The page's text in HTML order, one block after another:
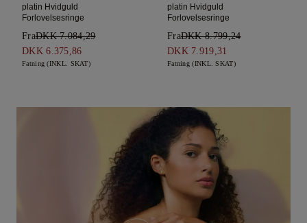
platin Hvidguld
Forlovelsesringe
FraDKK 7.084,29
DKK 6.375,86
Fatning (INKL. SKAT)
platin Hvidguld
Forlovelsesringe
FraDKK 8.799,24
DKK 7.919,31
Fatning (INKL. SKAT)